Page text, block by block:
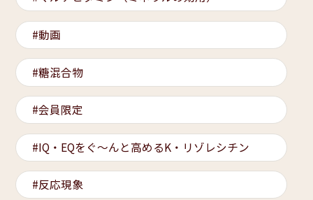
動画
糖混合物
会員限定
IQ・EQをぐ～んと高めるK・リゾレシチン
反応現象